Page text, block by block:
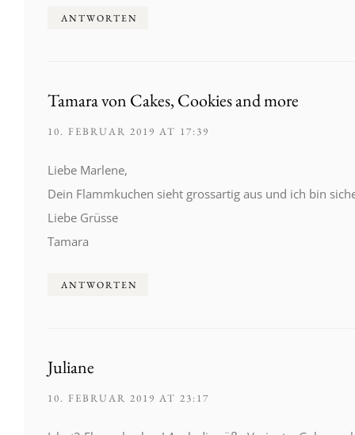
ANTWORTEN
Tamara von Cakes, Cookies and more
10. FEBRUAR 2019 AT 17:39
Liebe Marlene,
Dein Flammkuchen sieht grossartig aus und ich bin
Liebe Grüsse
Tamara
ANTWORTEN
Juliane
10. FEBRUAR 2019 AT 23:17